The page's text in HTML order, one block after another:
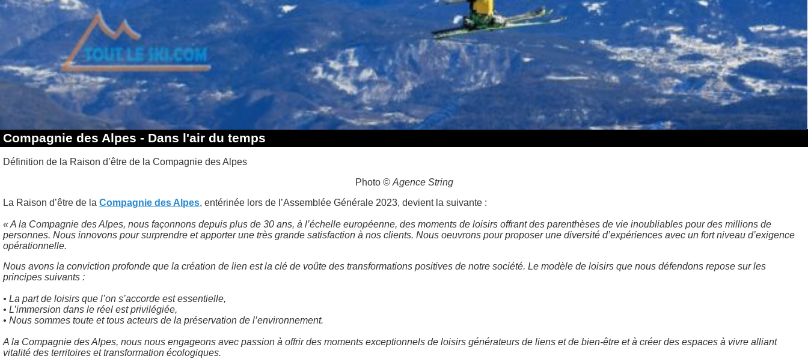
Compagnie des Alpes - Dans l'air du temps
Définition de la Raison d’être de la Compagnie des Alpes
Photo © Agence String
La Raison d’être de la Compagnie des Alpes, entérinée lors de l’Assemblée Générale 2023, devient la suivante :
« A la Compagnie des Alpes, nous façonnons depuis plus de 30 ans, à l’échelle européenne, des moments de loisirs offrant des parenthèses de vie inoubliables pour des millions de
personnes. Nous innovons pour surprendre et apporter une très grande satisfaction à nos clients. Nous oeuvrons pour proposer une diversité d’expériences avec un fort niveau d’exigence
opérationnelle.
Nous avons la conviction profonde que la création de lien est la clé de voûte des transformations positives de notre société. Le modèle de loisirs que nous défendons repose sur les
principes suivants :
• La part de loisirs que l’on s’accorde est essentielle,
• L’immersion dans le réel est privilégiée,
• Nous sommes toute et tous acteurs de la préservation de l’environnement.
A la Compagnie des Alpes, nous nous engageons avec passion à offrir des moments exceptionnels de loisirs générateurs de liens et de bien-être et à créer des espaces à vivre alliant
vitalité des territoires et transformation écologiques.